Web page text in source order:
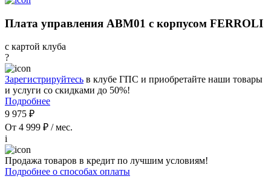
Плата управления ABM01 с корпусом FERROLI
с картой клуба
?
Зарегистрируйтесь в клубе ГПС и приобретайте наши товары
и услуги со скидками до 50%!
Подробнее
9 975 ₽
От 4 999 ₽ / мес.
i
Продажа товаров в кредит по лучшим условиям!
Подробнее о способах оплаты